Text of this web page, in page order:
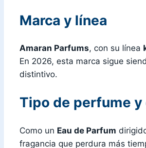
Marca y línea
Amaran Parfums, con su línea
En 2026, esta marca sigue
distintivo.
Tipo de perfume y
Como un Eau de Parfum
fragancia que perdura más